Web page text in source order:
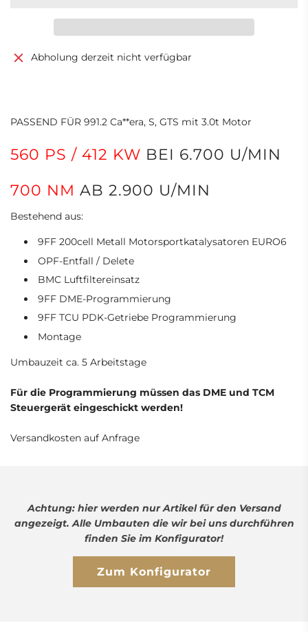
n
.
.
Abholung derzeit nicht verfügbar
PASSEND FÜR 991.2 Ca**era, S, GTS mit 3.0t Motor
560 PS / 412 KW BEI 6.700 U/MIN
700 NM AB 2.900 U/MIN
Bestehend aus:
9FF 200cell Metall Motorsportkatalysatoren EURO6
OPF-Entfall / Delete
BMC Luftfiltereinsatz
9FF DME-Programmierung
9FF TCU PDK-Getriebe Programmierung
Montage
Umbauzeit ca. 5 Arbeitstage
Für die Programmierung müssen das DME und TCM
Steuergerät eingeschickt werden!
Versandkosten auf Anfrage
Achtung: hier werden nur Artikel für den Versand
angezeigt. Alle Umbauten die wir bei uns durchführen
finden Sie im Konfigurator!
Zum Konfigurator